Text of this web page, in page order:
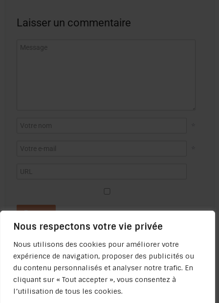
Nous respectons votre vie privée
Nous utilisons des cookies pour améliorer votre
expérience de navigation, proposer des publicités ou
du contenu personnalisés et analyser notre trafic. En
cliquant sur « Tout accepter », vous consentez à
l’utilisation de tous les cookies.
Laisser un commentaire